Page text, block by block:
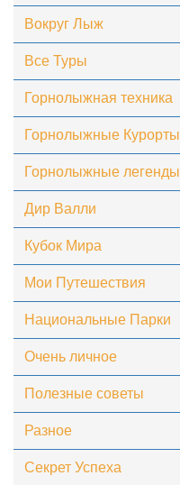
Вокруг Лыж
Все Туры
Горнолыжная техника
Горнолыжные Курорты
Горнолыжные легенды
Дир Валли
Кубок Мира
Мои Путешествия
Национальные Парки
Очень личное
Полезные советы
Разное
Секрет Успеха